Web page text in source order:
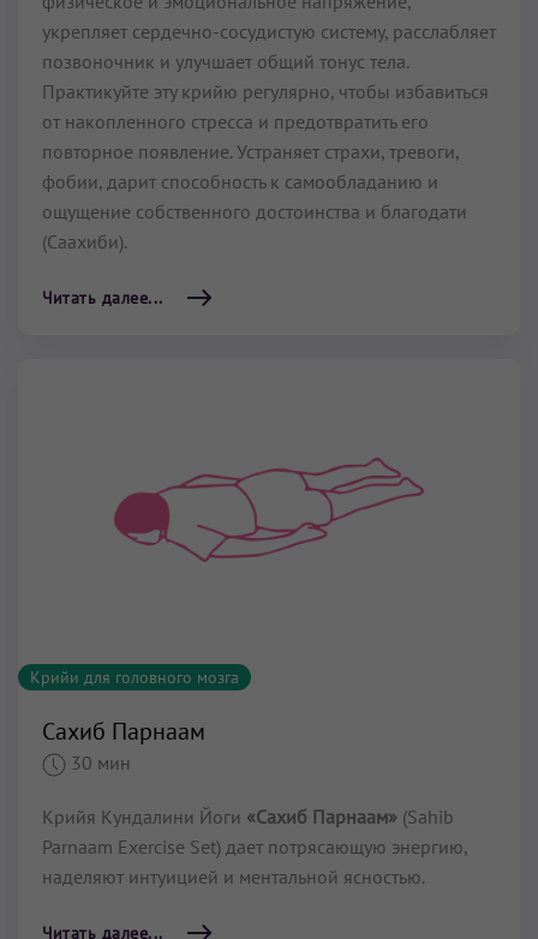
укрепляет сердечно-сосудистую систему, расслабляет
позвоночник и улучшает общий тонус тела.
Практикуйте эту крийю регулярно, чтобы избавиться
от накопленного стресса и предотвратить его
повторное появление. Устраняет страхи, тревоги,
фобии, дарит способность к самообладанию и
ощущение собственного достоинства и благодати
(Саахиби).
Читать далее...
Крийи для головного мозга
Сахиб Парнаам
30 мин
Крийя Кундалини Йоги «Сахиб Парнаам» (Sahib
Parnaam Exercise Set) дает потрясающую энергию,
наделяют интуицией и ментальной ясностью.
Читать далее...